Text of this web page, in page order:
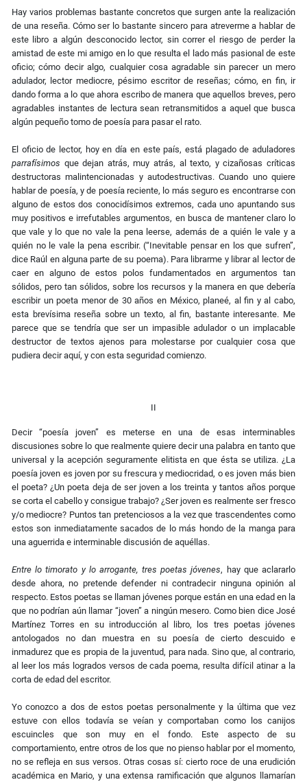
Hay varios problemas bastante concretos que surgen ante la realización
de una reseña. Cómo ser lo bastante sincero para atreverme a hablar de
este libro a algún desconocido lector, sin correr el riesgo de perder la
amistad de este mi amigo en lo que resulta el lado más pasional de este
oficio; cómo decir algo, cualquier cosa agradable sin parecer un mero
adulador, lector mediocre, pésimo escritor de reseñas; cómo, en fin, ir
dando forma a lo que ahora escribo de manera que aquellos breves, pero
agradables instantes de lectura sean retransmitidos a aquel que busca
algún pequeño tomo de poesía para pasar el rato.
El oficio de lector, hoy en día en este país, está plagado de aduladores
parrafísimos que dejan atrás, muy atrás, al texto, y cizañosas críticas
destructoras malintencionadas y autodestructivas. Cuando uno quiere
hablar de poesía, y de poesía reciente, lo más seguro es encontrarse con
alguno de estos dos conocidísimos extremos, cada uno apuntando sus
muy positivos e irrefutables argumentos, en busca de mantener claro lo
que vale y lo que no vale la pena leerse, además de a quién le vale y a
quién no le vale la pena escribir. (“Inevitable pensar en los que sufren”,
dice Raúl en alguna parte de su poema). Para librarme y librar al lector de
caer en alguno de estos polos fundamentados en argumentos tan
sólidos, pero tan sólidos, sobre los recursos y la manera en que debería
escribir un poeta menor de 30 años en México, planeé, al fin y al cabo,
esta brevísima reseña sobre un texto, al fin, bastante interesante. Me
parece que se tendría que ser un impasible adulador o un implacable
destructor de textos ajenos para molestarse por cualquier cosa que
pudiera decir aquí, y con esta seguridad comienzo.
II
Decir “poesía joven” es meterse en una de esas interminables
discusiones sobre lo que realmente quiere decir una palabra en tanto que
universal y la acepción seguramente elitista en que ésta se utiliza. ¿La
poesía joven es joven por su frescura y mediocridad, o es joven más bien
el poeta? ¿Un poeta deja de ser joven a los treinta y tantos años porque
se corta el cabello y consigue trabajo? ¿Ser joven es realmente ser fresco
y/o mediocre? Puntos tan pretenciosos a la vez que trascendentes como
estos son inmediatamente sacados de lo más hondo de la manga para
una aguerrida e interminable discusión de aquéllas.
Entre lo timorato y lo arrogante, tres poetas jóvenes, hay que aclararlo
desde ahora, no pretende defender ni contradecir ninguna opinión al
respecto. Estos poetas se llaman jóvenes porque están en una edad en la
que no podrían aún llamar “joven” a ningún mesero. Como bien dice José
Martínez Torres en su introducción al libro, los tres poetas jóvenes
antologados no dan muestra en su poesía de cierto descuido e
inmadurez que es propia de la juventud, para nada. Sino que, al contrario,
al leer los más logrados versos de cada poema, resulta difícil atinar a la
corta de edad del escritor.
Yo conozco a dos de estos poetas personalmente y la última que vez
estuve con ellos todavía se veían y comportaban como los canijos
escuincles que son muy en el fondo. Este aspecto de su
comportamiento, entre otros de los que no pienso hablar por el momento,
no se refleja en sus versos. Otras cosas sí: cierto roce de una erudición
académica en Mario, y una extensa ramificación que algunos llamarían